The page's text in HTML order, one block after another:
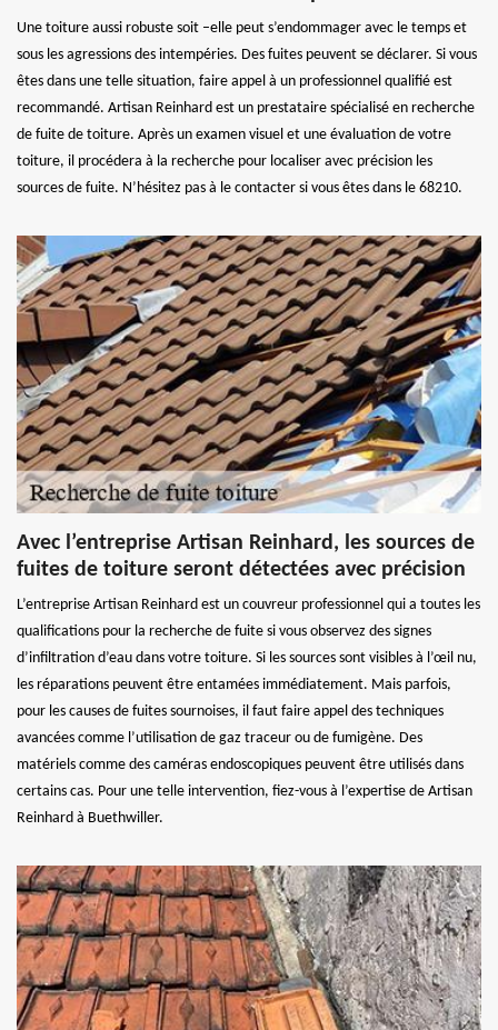
Une toiture aussi robuste soit –elle peut s’endommager avec le temps et
sous les agressions des intempéries. Des fuites peuvent se déclarer. Si vous
êtes dans une telle situation, faire appel à un professionnel qualifié est
recommandé. Artisan Reinhard est un prestataire spécialisé en recherche
de fuite de toiture. Après un examen visuel et une évaluation de votre
toiture, il procédera à la recherche pour localiser avec précision les
sources de fuite. N’hésitez pas à le contacter si vous êtes dans le 68210.
Avec l’entreprise Artisan Reinhard, les sources de
fuites de toiture seront détectées avec précision
L’entreprise Artisan Reinhard est un couvreur professionnel qui a toutes les
qualifications pour la recherche de fuite si vous observez des signes
d’infiltration d’eau dans votre toiture. Si les sources sont visibles à l’œil nu,
les réparations peuvent être entamées immédiatement. Mais parfois,
pour les causes de fuites sournoises, il faut faire appel des techniques
avancées comme l’utilisation de gaz traceur ou de fumigène. Des
matériels comme des caméras endoscopiques peuvent être utilisés dans
certains cas. Pour une telle intervention, fiez-vous à l’expertise de Artisan
Reinhard à Buethwiller.